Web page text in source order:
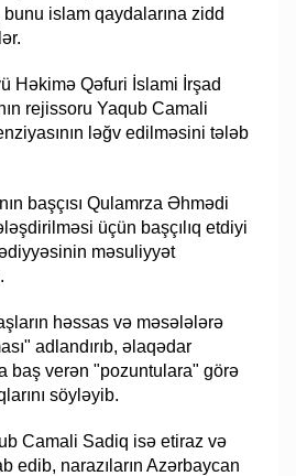
bunu islam qaydalarına zidd
Həkimə Qəfuri İslami İrşad
rejissoru Yaqub Camali
ləğv edilməsini tələb
başçısı Qulamrza Əhmədi
üçün başçılıq etdiyi
məsuliyyət
həssas və məsələlərə
adlandırıb, əlaqədar
baş verən "pozuntulara" görə
söyləyib.
Camali Sadiq isə etiraz və
edib, narazıların Azərbaycan